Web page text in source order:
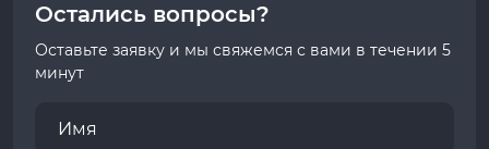
Остались вопросы?
Оставьте заявку и мы свяжемся с вами в течении 5
минут